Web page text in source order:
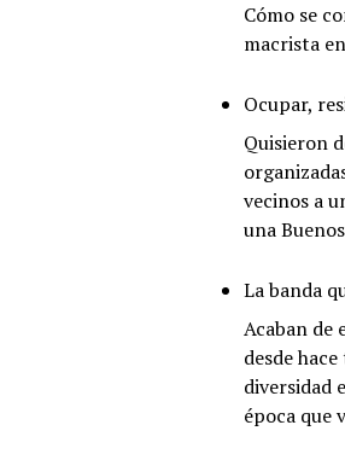
Cómo se
macrista
Ocupar,
Quisieron
vecinos a
una
La banda
Acaban de
desde
diversidad
época que